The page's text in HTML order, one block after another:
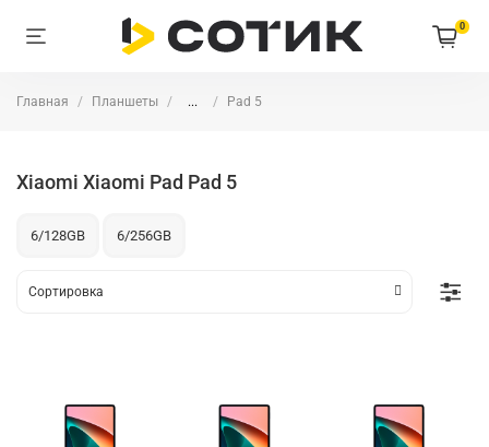
0
Главная Планшеты ... Pad 5
Xiaomi Xiaomi Pad Pad 5
6/128GB 6/256GB